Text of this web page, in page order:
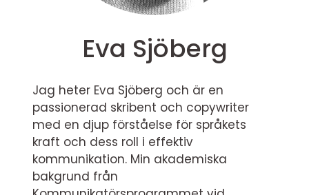
Eva Sjöberg
Jag heter Eva Sjöberg och är en
passionerad skribent och copywriter
med en djup förståelse för språkets
kraft och dess roll i effektiv
kommunikation. Min akademiska
bakgrund från